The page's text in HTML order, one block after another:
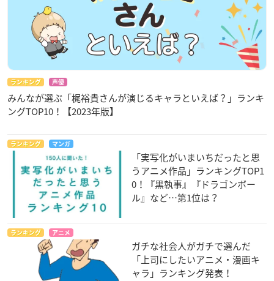
ランキング 声優
みんなが選ぶ「梶裕貴さんが演じるキャラといえば？」ランキ
ングTOP10！【2023年版】
ランキング マンガ
「実写化がいまいちだったと思
うアニメ作品」ランキングTOP1
0！『黒執事』『ドラゴンボー
ル』など…第1位は？
ランキング アニメ
ガチな社会人がガチで選んだ
「上司にしたいアニメ・漫画キ
ャラ」ランキング発表！